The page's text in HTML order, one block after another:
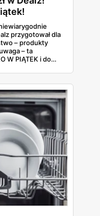
przygotował dla
– produkty
– ta
W PIĄTEK i do